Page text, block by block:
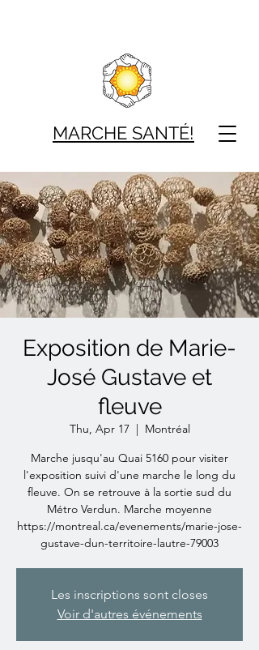
MARCHE SANTÉ!
Exposition de Marie-
José Gustave et
fleuve
Thu, Apr 17
  |
Montréal
Marche jusqu'au Quai 5160 pour visiter
l'exposition suivi d'une marche le long du
fleuve. On se retrouve à la sortie sud du
Métro Verdun. Marche moyenne
https://montreal.ca/evenements/marie-jose-
gustave-dun-territoire-lautre-79003
Les inscriptions sont closes
Voir d'autres événements